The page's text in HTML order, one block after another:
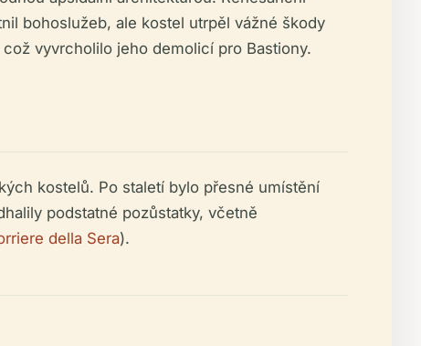
bohoslužeb, ale kostel utrpěl vážné škody
vyvrcholilo jeho demolicí pro Bastiony.
kostelů. Po staletí bylo přesné umístění
podstatné pozůstatky, včetně
della Sera).